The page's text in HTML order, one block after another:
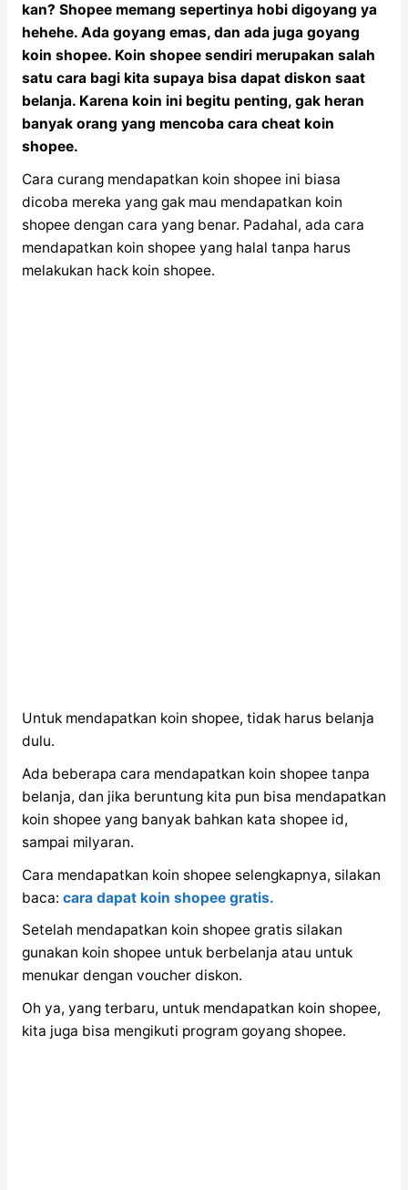
kan? Shopee memang sepertinya hobi digoyang ya
hehehe. Ada goyang emas, dan ada juga goyang
koin shopee. Koin shopee sendiri merupakan salah
satu cara bagi kita supaya bisa dapat diskon saat
belanja. Karena koin ini begitu penting, gak heran
banyak orang yang mencoba cara cheat koin
shopee.
Cara curang mendapatkan koin shopee ini biasa
dicoba mereka yang gak mau mendapatkan koin
shopee dengan cara yang benar. Padahal, ada cara
mendapatkan koin shopee yang halal tanpa harus
melakukan hack koin shopee.
Untuk mendapatkan koin shopee, tidak harus belanja
dulu.
Ada beberapa cara mendapatkan koin shopee tanpa
belanja, dan jika beruntung kita pun bisa mendapatkan
koin shopee yang banyak bahkan kata shopee id,
sampai milyaran.
Cara mendapatkan koin shopee selengkapnya, silakan
baca: cara dapat koin shopee gratis.
Setelah mendapatkan koin shopee gratis silakan
gunakan koin shopee untuk berbelanja atau untuk
menukar dengan voucher diskon.
Oh ya, yang terbaru, untuk mendapatkan koin shopee,
kita juga bisa mengikuti program goyang shopee.